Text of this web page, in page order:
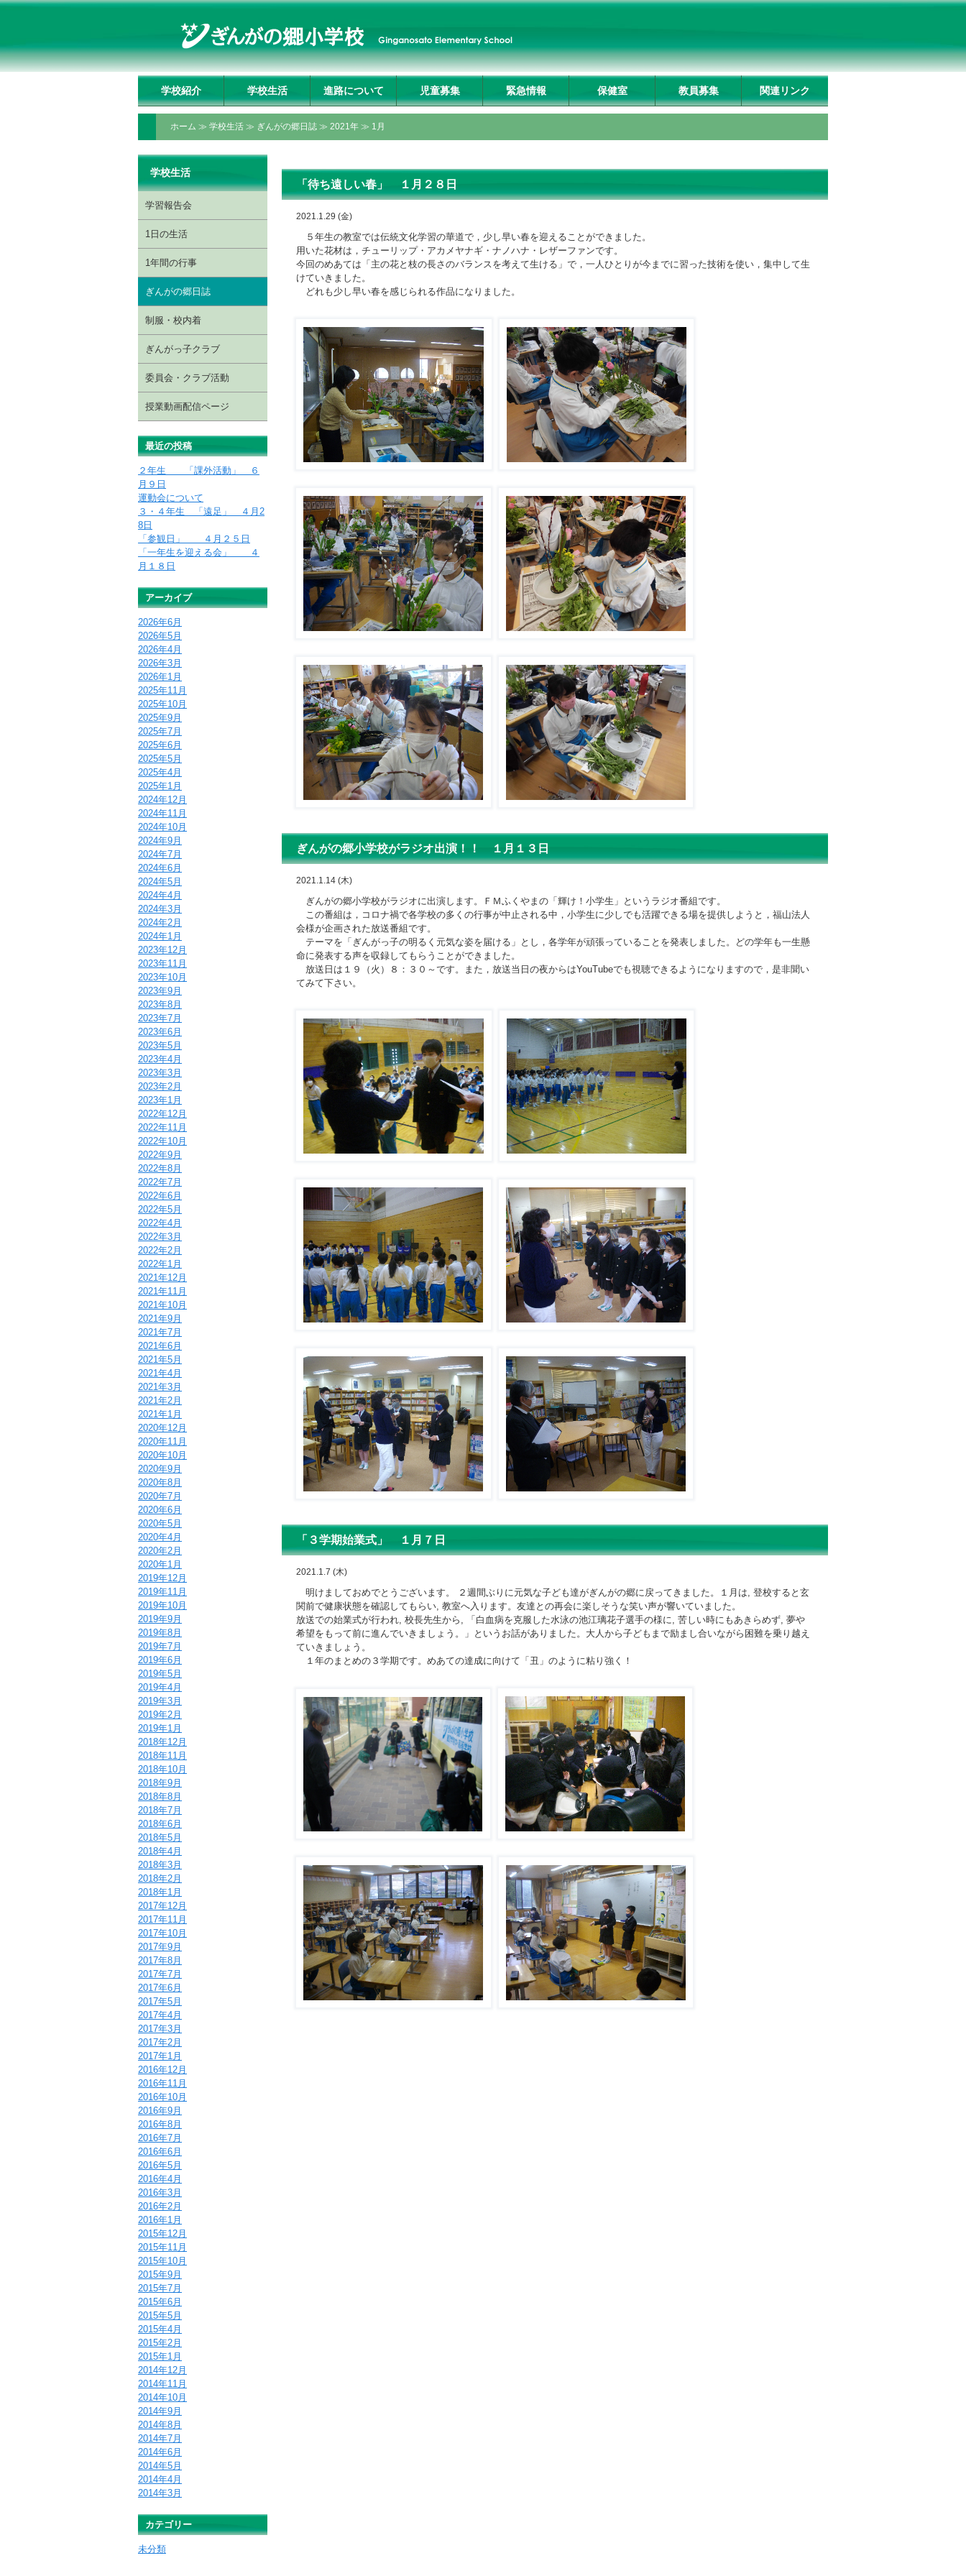
学校紹介 学校生活 進路について 児童募集 緊急情報 保健室 教員募集 関連リンク
ホーム ≫ 学校生活 ≫ ぎんがの郷日誌 ≫ 2021年 ≫ 1月
「待ち遠しい春」 １月２８日
2021.1.29 (金)
５年生の教室では伝統文化学習の華道で，少し早い春を迎えることができました。
用いた花材は，チューリップ・アカメヤナギ・ナノハナ・レザーファンです。
今回のめあては「主の花と枝の長さのバランスを考えて生ける」で，一人ひとりが今までに習った技術を使い，集中して生
けていきました。
どれも少し早い春を感じられる作品になりました。
ぎんがの郷小学校がラジオ出演！！ １月１３日
2021.1.14 (木)
ぎんがの郷小学校がラジオに出演します。ＦＭふくやまの「輝け！小学生」というラジオ番組です。
この番組は，コロナ禍で各学校の多くの行事が中止される中，小学生に少しでも活躍できる場を提供しようと，福山法人
会様が企画された放送番組です。
テーマを「ぎんがっ子の明るく元気な姿を届ける」とし，各学年が頑張っていることを発表しました。どの学年も一生懸
命に発表する声を収録してもらうことができました。
放送日は１９（火）８：３０～です。また，放送当日の夜からはYouTubeでも視聴できるようになりますので，是非聞い
てみて下さい。
「３学期始業式」 １月７日
2021.1.7 (木)
明けましておめでとうございます。 ２週間ぶりに元気な子ども達がぎんがの郷に戻ってきました。１月は, 登校すると玄
関前で健康状態を確認してもらい, 教室へ入ります。友達との再会に楽しそうな笑い声が響いていました。
放送での始業式が行われ, 校長先生から, 「白血病を克服した水泳の池江璃花子選手の様に, 苦しい時にもあきらめず, 夢や
希望をもって前に進んでいきましょう。」というお話がありました。大人から子どもまで励まし合いながら困難を乗り越え
ていきましょう。
１年のまとめの３学期です。めあての達成に向けて「丑」のように粘り強く！
学校生活
学習報告会
1日の生活
1年間の行事
ぎんがの郷日誌
制服・校内着
ぎんがっ子クラブ
委員会・クラブ活動
授業動画配信ページ
最近の投稿
２年生 「課外活動」 ６
月９日
運動会について
３・４年生 「遠足」 ４月2
8日
「参観日」 ４月２５日
「一年生を迎える会」 ４
月１８日
アーカイブ
2026年6月
2026年5月
2026年4月
2026年3月
2026年1月
2025年11月
2025年10月
2025年9月
2025年7月
2025年6月
2025年5月
2025年4月
2025年1月
2024年12月
2024年11月
2024年10月
2024年9月
2024年7月
2024年6月
2024年5月
2024年4月
2024年3月
2024年2月
2024年1月
2023年12月
2023年11月
2023年10月
2023年9月
2023年8月
2023年7月
2023年6月
2023年5月
2023年4月
2023年3月
2023年2月
2023年1月
2022年12月
2022年11月
2022年10月
2022年9月
2022年8月
2022年7月
2022年6月
2022年5月
2022年4月
2022年3月
2022年2月
2022年1月
2021年12月
2021年11月
2021年10月
2021年9月
2021年7月
2021年6月
2021年5月
2021年4月
2021年3月
2021年2月
2021年1月
2020年12月
2020年11月
2020年10月
2020年9月
2020年8月
2020年7月
2020年6月
2020年5月
2020年4月
2020年2月
2020年1月
2019年12月
2019年11月
2019年10月
2019年9月
2019年8月
2019年7月
2019年6月
2019年5月
2019年4月
2019年3月
2019年2月
2019年1月
2018年12月
2018年11月
2018年10月
2018年9月
2018年8月
2018年7月
2018年6月
2018年5月
2018年4月
2018年3月
2018年2月
2018年1月
2017年12月
2017年11月
2017年10月
2017年9月
2017年8月
2017年7月
2017年6月
2017年5月
2017年4月
2017年3月
2017年2月
2017年1月
2016年12月
2016年11月
2016年10月
2016年9月
2016年8月
2016年7月
2016年6月
2016年5月
2016年4月
2016年3月
2016年2月
2016年1月
2015年12月
2015年11月
2015年10月
2015年9月
2015年7月
2015年6月
2015年5月
2015年4月
2015年2月
2015年1月
2014年12月
2014年11月
2014年10月
2014年9月
2014年8月
2014年7月
2014年6月
2014年5月
2014年4月
2014年3月
カテゴリー
未分類